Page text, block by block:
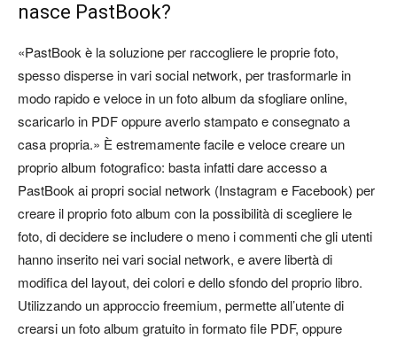
nasce PastBook?
«PastBook è la soluzione per raccogliere le proprie foto,
spesso disperse in vari social network, per trasformarle in
modo rapido e veloce in un foto album da sfogliare online,
scaricarlo in PDF oppure averlo stampato e consegnato a
casa propria.» È estremamente facile e veloce creare un
proprio album fotografico: basta infatti dare accesso a
PastBook ai propri social network (Instagram e Facebook) per
creare il proprio foto album con la possibilità di scegliere le
foto, di decidere se includere o meno i commenti che gli utenti
hanno inserito nei vari social network, e avere libertà di
modifica del layout, dei colori e dello sfondo del proprio libro.
Utilizzando un approccio freemium, permette all’utente di
crearsi un foto album gratuito in formato file PDF, oppure